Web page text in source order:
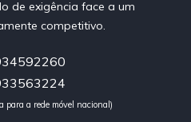
de exigência face a um
competitivo.
para a rede móvel nacional)